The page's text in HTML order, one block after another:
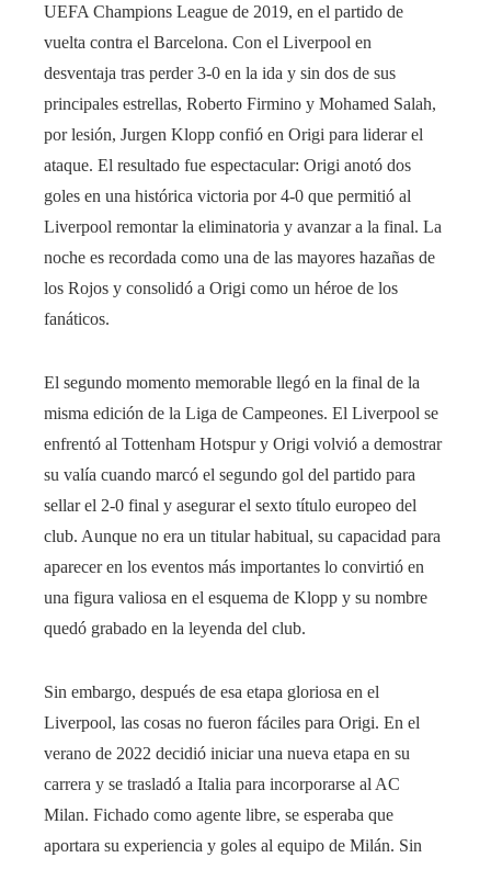
UEFA Champions League de 2019, en el partido de
vuelta contra el Barcelona. Con el Liverpool en
desventaja tras perder 3-0 en la ida y sin dos de sus
principales estrellas, Roberto Firmino y Mohamed Salah,
por lesión, Jurgen Klopp confió en Origi para liderar el
ataque. El resultado fue espectacular: Origi anotó dos
goles en una histórica victoria por 4-0 que permitió al
Liverpool remontar la eliminatoria y avanzar a la final. La
noche es recordada como una de las mayores hazañas de
los Rojos y consolidó a Origi como un héroe de los
fanáticos.
El segundo momento memorable llegó en la final de la
misma edición de la Liga de Campeones. El Liverpool se
enfrentó al Tottenham Hotspur y Origi volvió a demostrar
su valía cuando marcó el segundo gol del partido para
sellar el 2-0 final y asegurar el sexto título europeo del
club. Aunque no era un titular habitual, su capacidad para
aparecer en los eventos más importantes lo convirtió en
una figura valiosa en el esquema de Klopp y su nombre
quedó grabado en la leyenda del club.
Sin embargo, después de esa etapa gloriosa en el
Liverpool, las cosas no fueron fáciles para Origi. En el
verano de 2022 decidió iniciar una nueva etapa en su
carrera y se trasladó a Italia para incorporarse al AC
Milan. Fichado como agente libre, se esperaba que
aportara su experiencia y goles al equipo de Milán. Sin